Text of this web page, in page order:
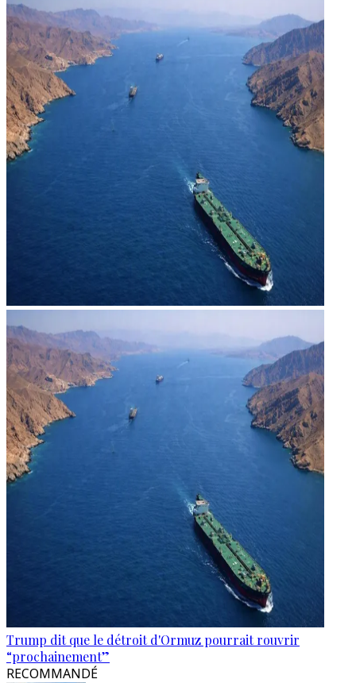
Trump dit que le détroit d'Ormuz pourrait rouvrir
“prochainement”
RECOMMANDÉ